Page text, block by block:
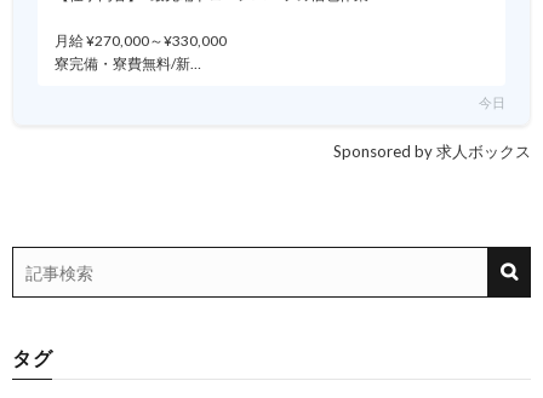
月給 ¥270,000～¥330,000
寮完備・寮費無料/新…
今日
Sponsored by 求人ボックス
タグ